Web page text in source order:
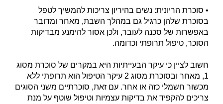
• סוכרת הריונית: נשים בהיריון צריכות להמשיך לטפל
בסוכרת שלהן כרגיל גם במהלך השבת, מאחר ומדובר
באפשרות של סכנה לעובר, ולכן אסור להימנע מבדיקות
הסוכר, טיפול תרופתי וכדומה.
חשוב לציין כי עיקר הבעייתיות היא במקרים של סוכרת מסוג
1, מאחר ובסוכרת מסוג 2 עיקר הטיפול הוא תרופתי ללא
מכשור חשמלי כזה או אחר. עם זאת, סוכרתיים משני הסוגים
צריכים להקפיד את בדיקות עצמיות וטיפול שוטף על מנת